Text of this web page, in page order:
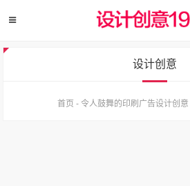
设计创意
首页 - 令人鼓舞的印刷广告设计创意